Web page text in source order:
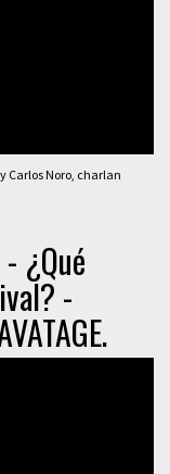
Carlos Noro, charlan
¿Qué
-